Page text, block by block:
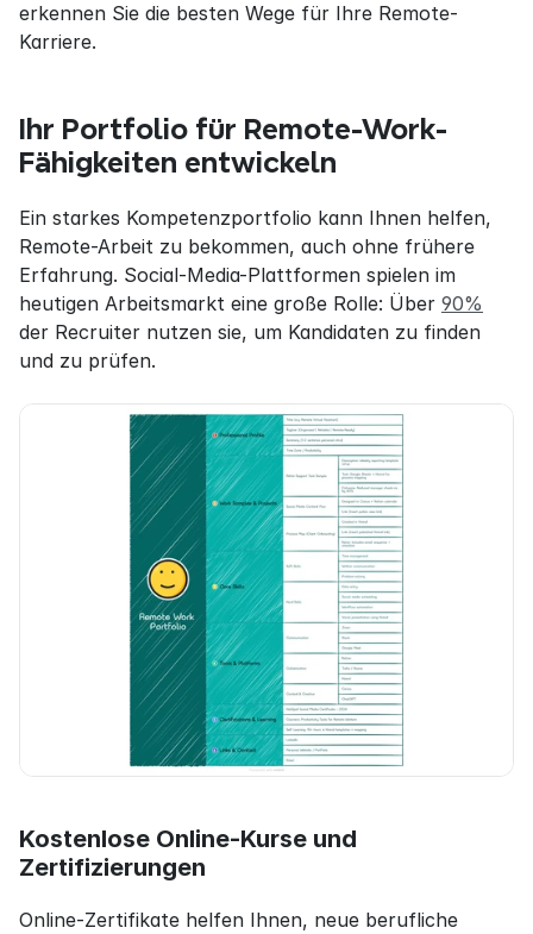
erkennen Sie die besten Wege für Ihre Remote-
Karriere.
Ihr Portfolio für Remote-Work-
Fähigkeiten entwickeln
Ein starkes Kompetenzportfolio kann Ihnen helfen,
Remote-Arbeit zu bekommen, auch ohne frühere
Erfahrung. Social-Media-Plattformen spielen im
heutigen Arbeitsmarkt eine große Rolle: Über 90%
der Recruiter nutzen sie, um Kandidaten zu finden
und zu prüfen.
Kostenlose Online-Kurse und
Zertifizierungen
Online-Zertifikate helfen Ihnen, neue berufliche